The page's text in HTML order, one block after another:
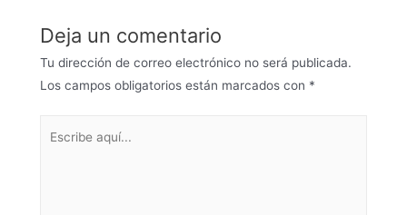
Deja un comentario
Tu dirección de correo electrónico no será publicada.
Los campos obligatorios están marcados con *